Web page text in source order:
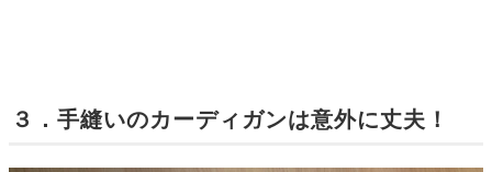
３．手縫いのカーディガンは意外に丈夫！